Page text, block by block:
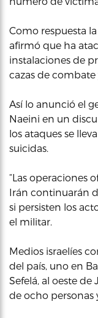
Como respuesta
afirmó que ha
instalaciones de
cazas de combate
Así lo anunció el
Naeini en un
los ataques se
suicidas.
“Las operaciones
Irán continuarán
si persisten los
el militar.
Medios israelíes
del país, uno en
Sefelá, al oeste
de ocho personas